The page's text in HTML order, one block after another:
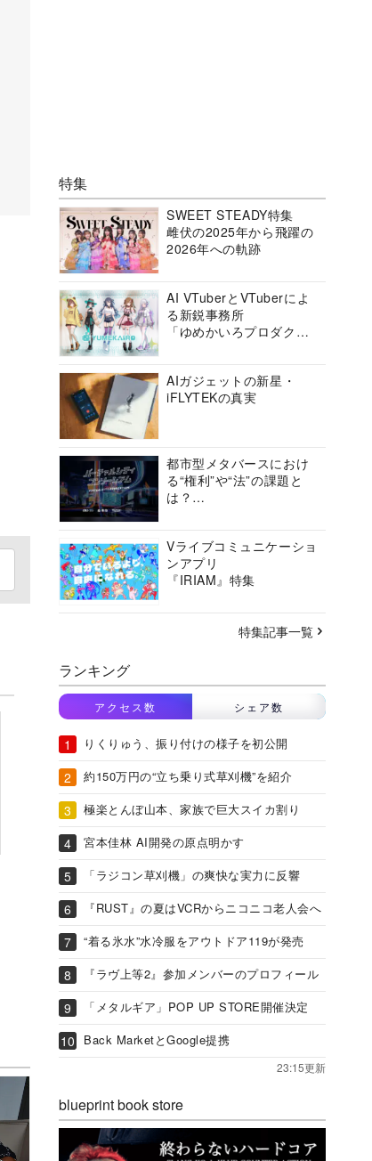
特集
SWEET STEADY特集
雌伏の2025年から飛躍の
2026年への軌跡
AI VTuberとVTuberによ
る新鋭事務所
「ゆめかいろプロダクシ
AIガジェットの新星・
iFLYTEKの真実
都市型メタバースにおけ
る“権利”や“法”の課題と
は？
ーシアムの挑戦に迫る
Vライブコミュニケーショ
ンアプリ
『IRIAM』特集
特集記事一覧
ランキング
アクセス数 シェア数
りくりゅう、振り付けの様子を初公開
約150万円の“立ち乗り式草刈機”を紹介
極楽とんぼ山本、家族で巨大スイカ割り
宮本佳林 AI開発の原点明かす
「ラジコン草刈機」の爽快な実力に反響
『RUST』の夏はVCRからニコニコ老人会へ
“着る氷水”水冷服をアウトドア119が発売
『ラヴ上等2』参加メンバーのプロフィール
「メタルギア」POP UP STORE開催決定
Back MarketとGoogle提携
23:15更新
blueprint book store